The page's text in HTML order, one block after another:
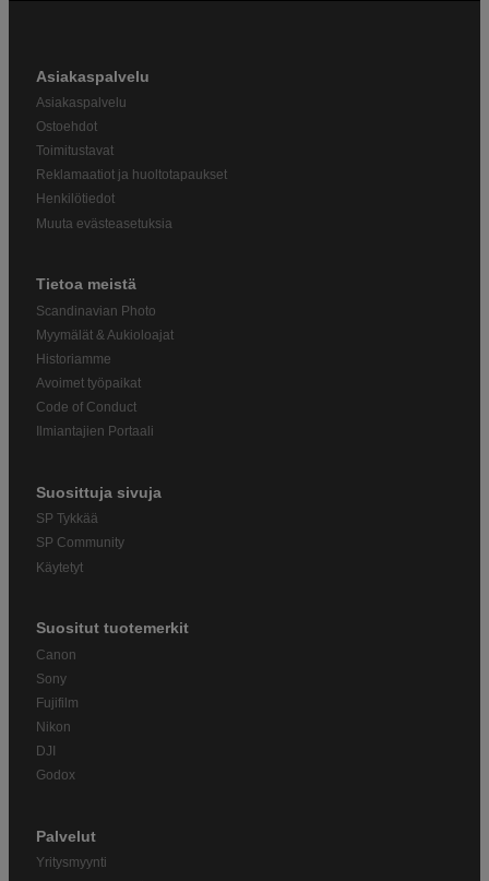
Asiakaspalvelu
Asiakaspalvelu
Ostoehdot
Toimitustavat
Reklamaatiot ja huoltotapaukset
Henkilötiedot
Muuta evästeasetuksia
Tietoa meistä
Scandinavian Photo
Myymälät & Aukioloajat
Historiamme
Avoimet työpaikat
Code of Conduct
Ilmiantajien Portaali
Suosittuja sivuja
SP Tykkää
SP Community
Käytetyt
Suositut tuotemerkit
Canon
Sony
Fujifilm
Nikon
DJI
Godox
Palvelut
Yritysmyynti